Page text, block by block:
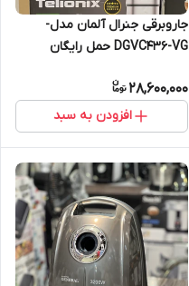
جاروبرقی جنرال آلمان مدل-
DGVC436-VG حمل رایگان
28,600,000
افزودن به سبد